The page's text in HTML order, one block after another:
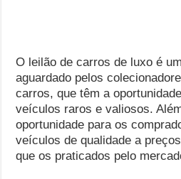
O leilão de carros de luxo é
aguardado pelos
carros, que têm a
veículos raros e valiosos.
oportunidade para os
veículos de qualidade a
que os praticados pelo